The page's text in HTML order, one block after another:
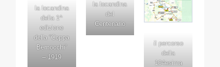
la locandina
della 1^
edizione
della “Coppa
Bernocchi”
– 1919
la locandina
del
Centenario
il percorso
della
104esima